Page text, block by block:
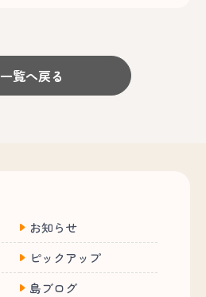
一覧へ戻る
お知らせ
ピックアップ
島ブログ